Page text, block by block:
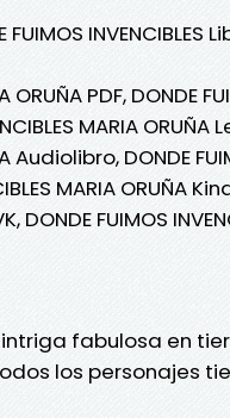
INVENCIBLES
ORUÑA PDF, DONDE
MARIA
Audiolibro, DONDE
MARIA ORUÑA
DONDE FUIMOS
fabulosa en
los personajes